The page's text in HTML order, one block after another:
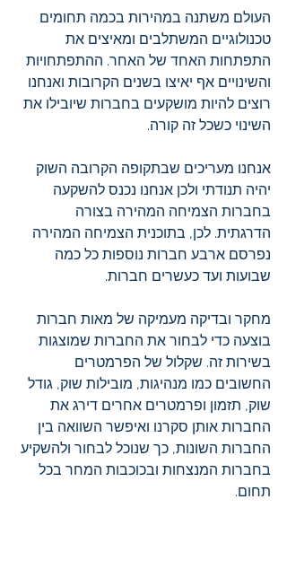
העולם משתנה במהירות בכמה תחומים
טכנולוגיים המשתלבים ומאיצים את
התפתחות האחד של האחר. ההתפתחויות
והשינויים אף יאיצו בשנים הקרובות ואנחנו
רוצים להיות מושקעים בחברות שיובילו את
השינוי כשכל זה קורה.
אנחנו מעריכים שבתקופה הקרובה השוק
יהיה תנודתי ולכן אנחנו נכנס להשקעה
בחברות הצמיחה המהירה בצורה
הדרגתית. לכן, בתוכנית הצמיחה המהירה
נפרסם ארבע חברות נוספות כל כמה
שבועות ועד כעשרים חברות.
מחקר ובדיקה מעמיקה של מאות חברות
בוצעה כדי לבחור את החברות שמוצגות
בשירות זה. שקלול של הפרמטרים
החשובים כמו מנהיגות, מובילות שוק, גודל
שוק, תזמון ופרמטרים אחרים דירג את
החברות אותן סקרנו ואיפשר השוואה בין
החברות השונות, כך שנוכל לבחור ולהשקיע
בחברות המנצחות ובכוכבות המחר בכל
תחום.